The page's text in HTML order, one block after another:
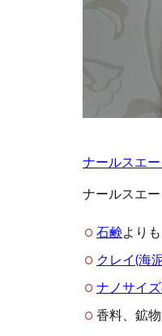
ナールスエ
ナールスエー
石鹸より
クレイ(海
ナノサイ
香料、鉱物